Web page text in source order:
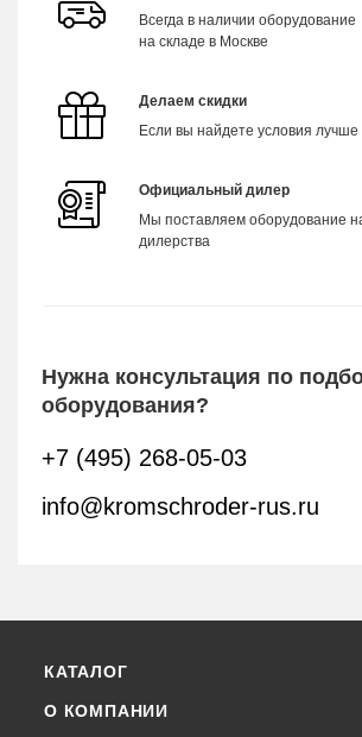
Всегда в наличии оборудование
на складе в Москве
Делаем скидки
Если вы найдете условия
Официальный дилер
Мы поставляем оборудование
дилерства
Нужна консультация по
оборудования?
+7 (495) 268-05-03
info@kromschroder-rus.ru
КАТАЛОГ
О КОМПАНИИ